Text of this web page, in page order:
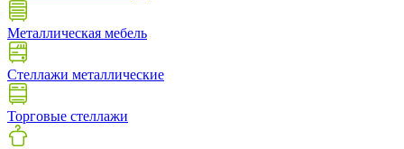
Металлическая мебель
Стеллажи металлические
Торговые стеллажи